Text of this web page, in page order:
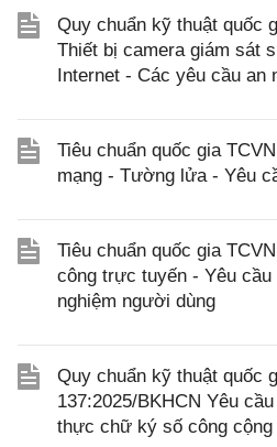
Quy chuẩn kỹ thuật quốc
Thiết bị camera giám sát
Internet - Các yêu cầu an
Tiêu chuẩn quốc gia
mạng - Tường lửa - Yêu
Tiêu chuẩn quốc gia
công trực tuyến - Yêu
nghiệm người dùng
Quy chuẩn kỹ thuật quốc
137:2025/BKHCN Yêu
thực chữ ký số công cộng